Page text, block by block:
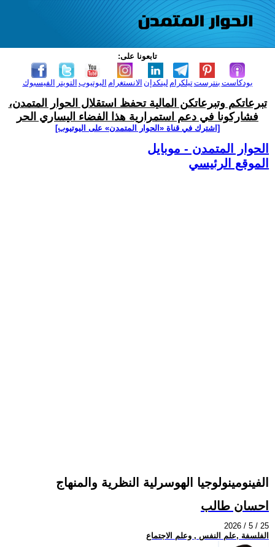
تابعونا على:
الفيسبوك التويتر اليوتيوب الانستغرام لينكدإن تيلكرامبنترست بودكاست
تبرعاتكم وتبرعاتكن المالية تحفظ استقلال الحوار المتمدن،
فشاركونا في دعم استمرارية هذا الفضاء اليساري الحر
[اشترك في قناة ‫«الحوار المتمدن» على اليوتيوب]
الحوار المتمدن - موبايل
الموقع الرئيسي
الفينومينولوجيا الهوسرلية النظرية والمنهاج
احسان طالب
2026 / 5 / 25
الفلسفة ,علم النفس , وعلم الاجتماع